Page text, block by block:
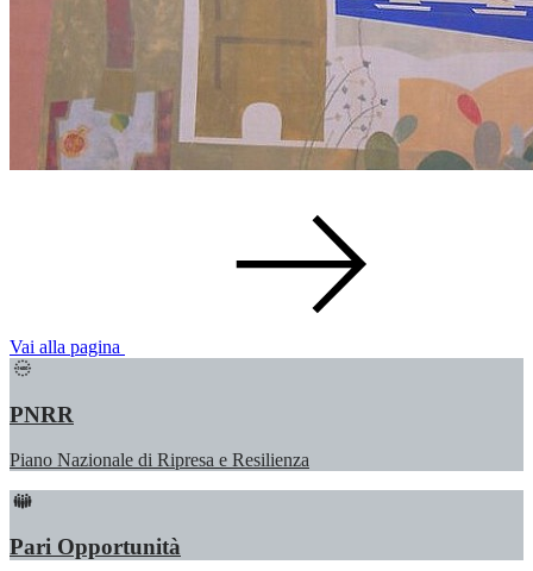
Vai alla pagina
PNRR
Piano Nazionale di Ripresa e Resilienza
Pari Opportunità